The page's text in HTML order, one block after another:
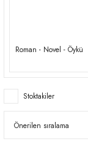
Roman - Novel - Öykü
Stoktakiler